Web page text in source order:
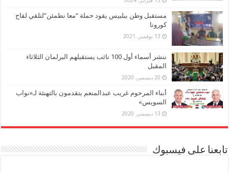
مستقبل وطن ببلبيس يقود حملة “معا نطمئن”لتلقي لقاح
كورونا
13 نوفمبر، 2021
ننشر أسماء أول 100 نائب يستقبلهم البرلمان الثلاثاء
المقبل
20 ديسمبر، 2020
أبناء المرحوم غريب عبدالمنعم يتقدمون بالتهنئة لـ«نواب
السويس»
13 ديسمبر، 2020
تابعنا على فيسبوك